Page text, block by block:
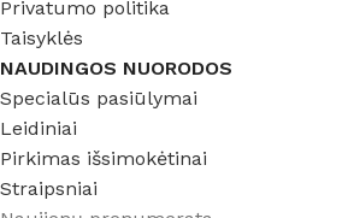
Privatumo politika
Taisyklės
NAUDINGOS NUORODOS
Specialūs pasiūlymai
Leidiniai
Pirkimas išsimokėtinai
Straipsniai